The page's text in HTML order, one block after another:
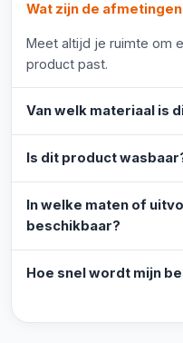
Wat zijn de
Meet altijd je ruimte om
product past.
Van welk materiaal is
Is dit product
In welke maten of
beschikbaar?
Hoe snel wordt mijn